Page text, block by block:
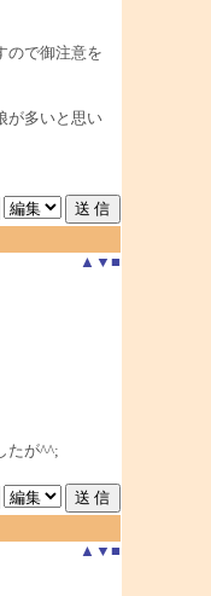
ので御注意を
が多いと思い
▲ ▼ ■
たが^^;
▲ ▼ ■